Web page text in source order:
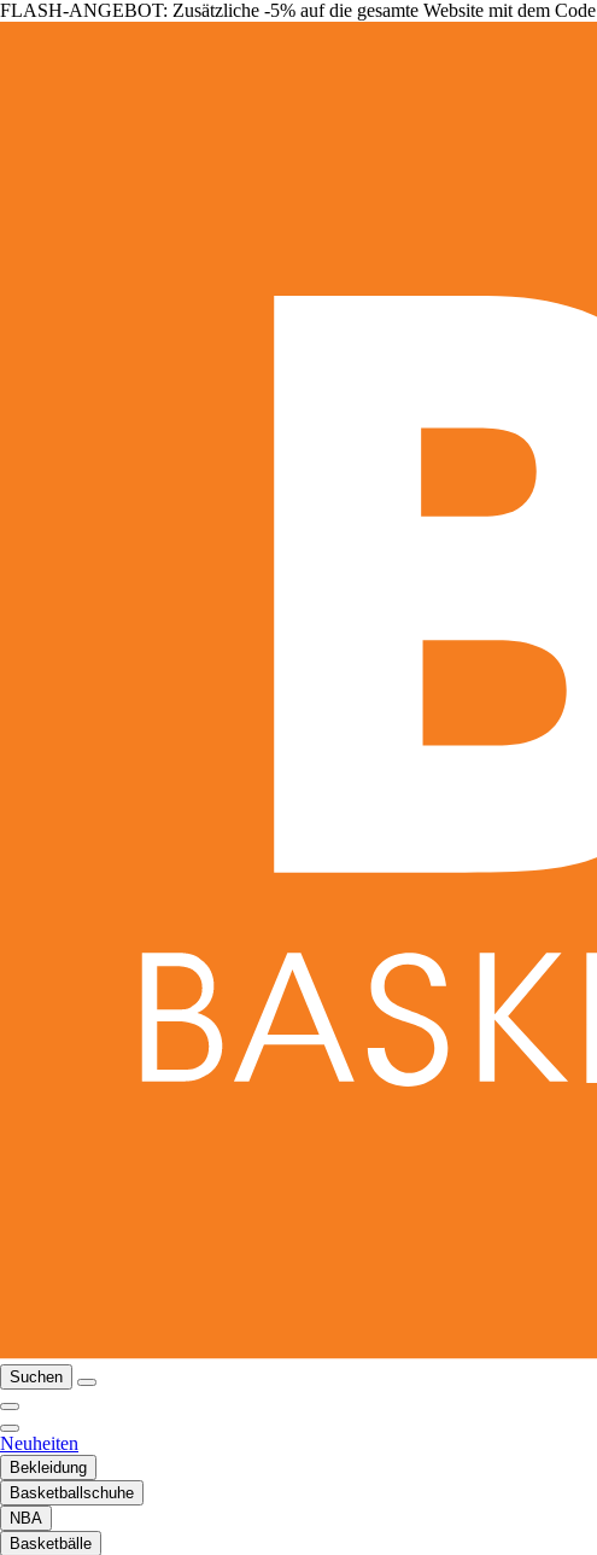
FLASH-ANGEBOT: Zusätzliche -5% auf die gesamte Website mit dem Code
Suchen
Neuheiten
Bekleidung
Basketballschuhe
NBA
Basketbälle